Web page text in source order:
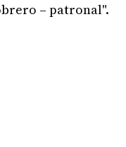
– patronal".